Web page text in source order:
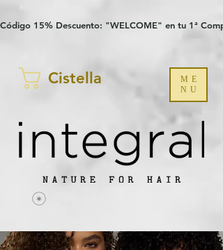
Código 15% Descuento: "WELCOME" en tu 1ª
Cistella
ME
NU